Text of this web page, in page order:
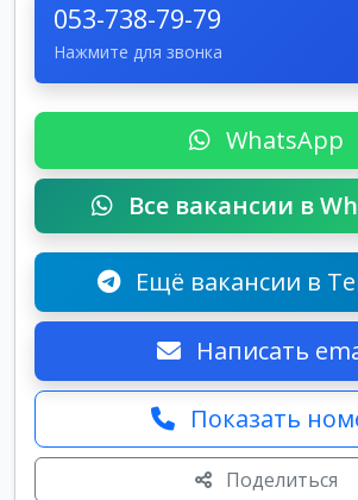
053-738-79-79
Нажмите для звонка
WhatsApp
Все вакансии в
Ещё вакансии в
Написать
Показать
Поделиться